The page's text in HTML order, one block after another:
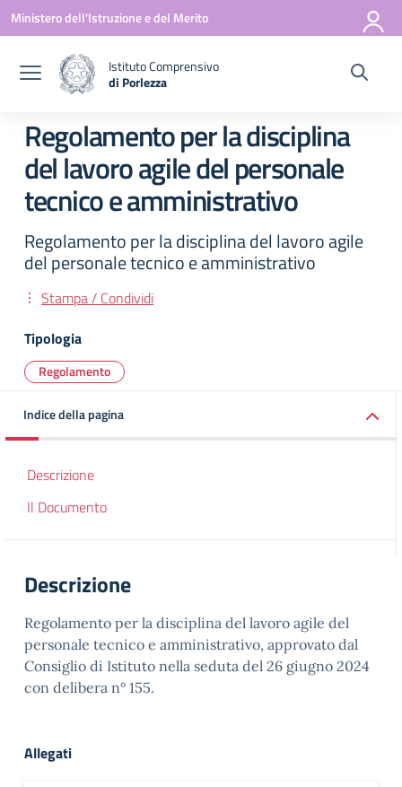
Vai ai contenuti
Vai al menu di navigazione
Vai al footer
Ministero dell'Istruzione e del Merito
Istituto Comprensivo
di Porlezza
Regolamento per la disciplina
del lavoro agile del personale
tecnico e amministrativo
Regolamento per la disciplina del lavoro agile
del personale tecnico e amministrativo
Stampa / Condividi
Tipologia
Regolamento
Indice della pagina
Descrizione
Il Documento
Descrizione
Regolamento per la disciplina del lavoro agile del
personale tecnico e amministrativo, approvato dal
Consiglio di Istituto nella seduta del 26 giugno 2024
con delibera n° 155.
Allegati